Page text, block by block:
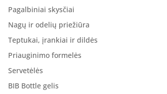
Pagalbiniai skysčiai
Nagų ir odelių priežiūra
Teptukai, įrankiai ir dildės
Priauginimo formelės
Servetėlės
BIB Bottle gelis